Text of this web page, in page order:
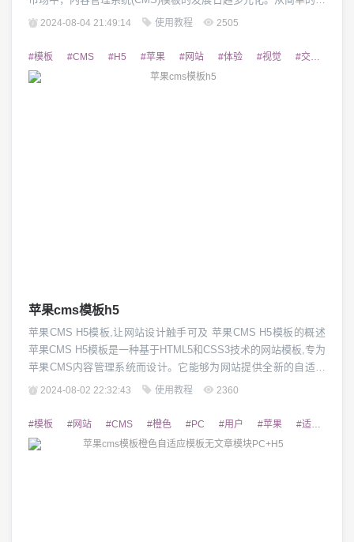
局到精细的交互设计，CMS模板正在不断满足用户对网站视觉效
板"海螺"凭借其独特的设计风格和丰富的功能特性,逐步成为网站
建设者的挚爱之选。 海螺模板...
2024-08-04 21:49:14 使用教程 2505
#模板 #CMS #H5 #苹果 #网站 #体验 #视觉 #交互
苹果cms模板h5
苹果CMS H5模板,让网站设计触手可及 苹果CMS H5模板的概述
苹果CMS H5模板是一种基于HTML5和CSS3技术的网站模板,专为
苹果CMS内容管理系统而设计。它能够为网站提供全新的自适应
布局,为用户带来优质的视觉体验。苹果CMS H5模板在页面结
网站的需求。无论是企业官网、电商网站还是个人博客,苹果CMS
H5模板...
2024-08-02 22:32:43 使用教程 2360
#模板 #网站 #CMS #橙色 #PC #用户 #苹果 #适应